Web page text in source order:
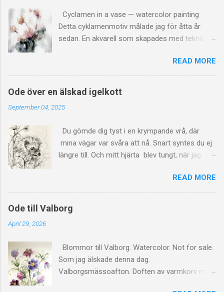
Cyclamen in a vase — watercolor painting
Detta cyklamenmotiv målade jag för åtta år
sedan. En akvarell som skapades med tekniken
säga det själv. Jag tycker fortfarande att det är
en av mina bästa akvareller. Hela målningen
lever sitt eget liv. Färgerna är endast lätt
tuktade. Mycket vatten har runnit på detta
kvalitetspapper. När man låter akvarellfärger
motivet åt det håll man vill. Ibland blir det lika
vackert som en lerig regnpöl om våren. Denna
gång vill jag stolt påstå att jag lyckats väl. Men,
den delen, så är smaken olika. Därför säger jag
— Denna bukett med cyklamen är bara till er
som tycker om den 🥰
READ MORE
Ode över en älskad igelkott
September 04, 2025
Du gömde dig tyst i en krympande vrå, där
mina vägar var svåra att nå. Snart syntes du ej
längre till. Och mitt hjärta blev tungt, när jag
Hedgehog. Made with graphite pencils.READ MORE
Ode till Valborg
April 29, 2026
Blommor till Valborg. Watercolor. Not for sale.
Som jag älskade denna dag.
Valborgsmässoafton. Doften av varmkorv med